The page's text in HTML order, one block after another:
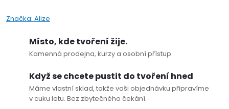
Značka: Alize
Místo, kde tvoření žije.
Kamenná prodejna, kurzy a osobní přístup.
Když se chcete pustit do tvoření hned
Máme vlastní sklad, takže vaši objednávku připravíme
v cuku letu. Bez zbytečného čekání.